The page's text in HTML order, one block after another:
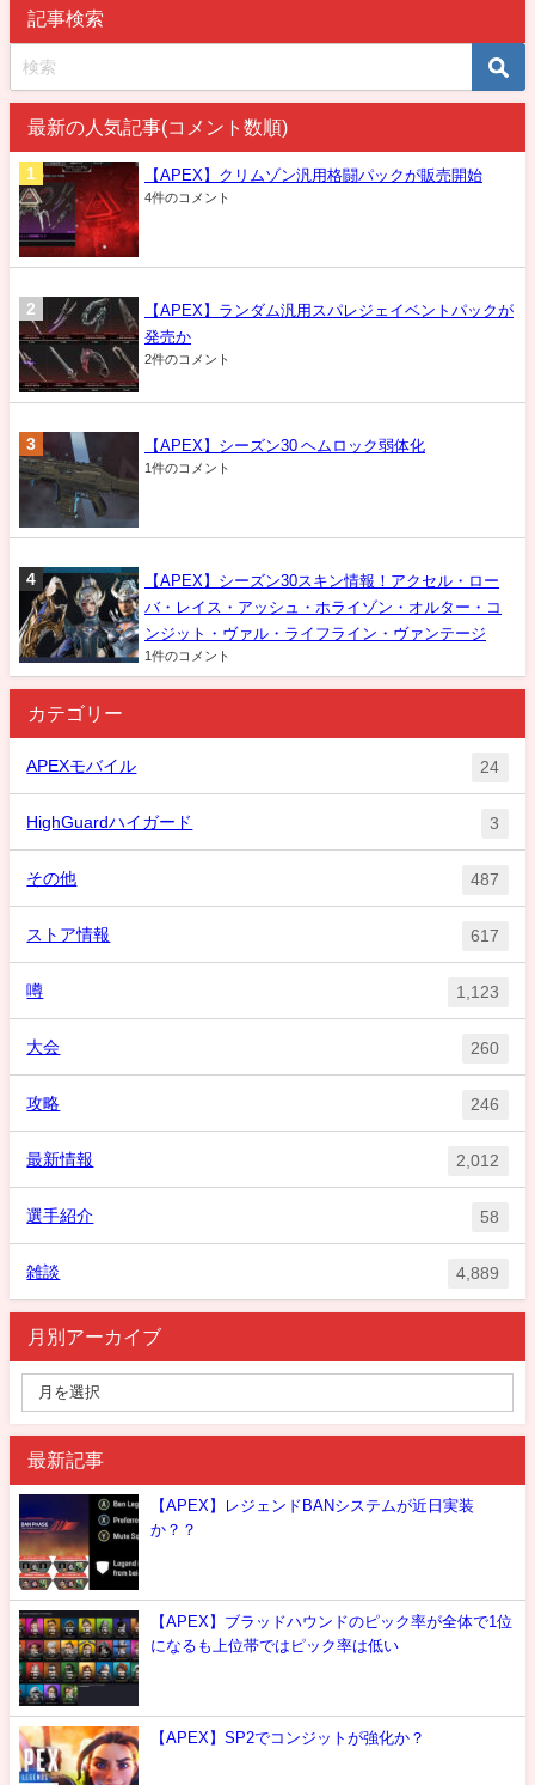
記事検索
最新の人気記事(コメント数順)
【APEX】クリムゾン汎用格闘パックが販売開始
4件のコメント
【APEX】ランダム汎用スパレジェイベントパックが
発売か
2件のコメント
【APEX】シーズン30 ヘムロック弱体化
1件のコメント
【APEX】シーズン30スキン情報！アクセル・ロー
バ・レイス・アッシュ・ホライゾン・オルター・コ
ンジット・ヴァル・ライフライン・ヴァンテージ
1件のコメント
カテゴリー
APEXモバイル 24
HighGuardハイガード 3
その他 487
ストア情報 617
噂 1,123
大会 260
攻略 246
最新情報 2,012
選手紹介 58
雑談 4,889
月別アーカイブ
最新記事
【APEX】レジェンドBANシステムが近日実装
か？？
【APEX】ブラッドハウンドのピック率が全体で1位
になるも上位帯ではピック率は低い
【APEX】SP2でコンジットが強化か？